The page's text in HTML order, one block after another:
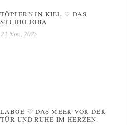
TÖPFERN IN KIEL ♡ DAS
STUDIO JOBA
22 Nov., 2025
LABOE ♡ DAS MEER VOR DER
TÜR UND RUHE IM HERZEN.